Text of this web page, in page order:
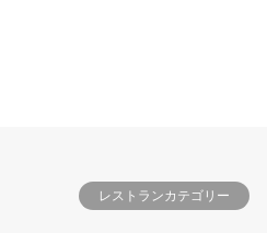
レストランカテゴリー